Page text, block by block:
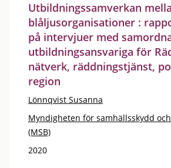
Utbildningssamverkan
blåljusorganisationer :
på intervjuer med
utbildningsansvariga för
nätverk, räddningstjänst,
region
Lönnqvist Susanna
Myndigheten för samhällsskydd
(MSB)
2020